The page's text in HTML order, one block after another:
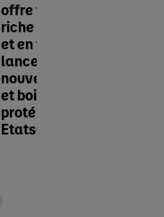
offre végétale
riche en protéines
et en fibres avec le
lancement de
nouveaux yaourts
et boissons
protéinées aux
Etats-Unis